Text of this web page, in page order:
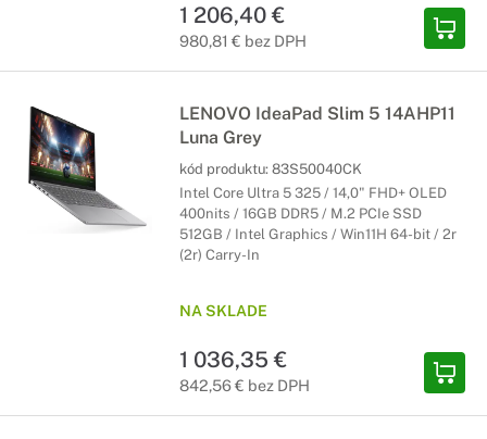
1 206,40 €
980,81 € bez DPH
LENOVO IdeaPad Slim 5 14AHP11
Luna Grey
kód produktu: 83S50040CK
Intel Core Ultra 5 325 / 14,0" FHD+ OLED
400nits / 16GB DDR5 / M.2 PCIe SSD
512GB / Intel Graphics / Win11H 64-bit / 2r
(2r) Carry-In
NA SKLADE
1 036,35 €
842,56 € bez DPH